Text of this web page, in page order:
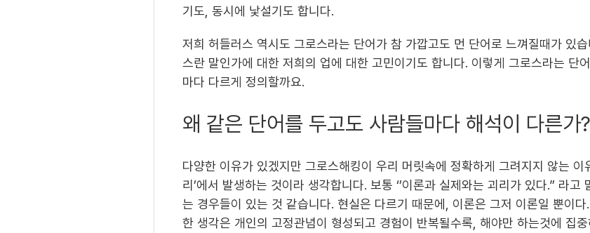
기도, 동시에 낯설기도 합니다.
저희 허들러스 역시도 그로스라는 단어가 참 가깝고도 먼 단어로 느껴질때가 있
스란 말인가에 대한 저희의 업에 대한 고민이기도 합니다. 이렇게 그로스라는 단
마다 다르게 정의할까요.
왜 같은 단어를 두고도 사람들마다 해석이 다른가?
다양한 이유가 있겠지만 그로스해킹이 우리 머릿속에 정확하게 그려지지 않는 이
리’에서 발생하는 것이라 생각합니다. 보통 ‘’이론과 실제와는 괴리가 있다.” 라고
는 경우들이 있는 것 같습니다. 현실은 다르기 때문에, 이론은 그저 이론일 뿐이다
한 생각은 개인의 고정관념이 형성되고 경험이 반복될수록, 해야만 하는것에 집